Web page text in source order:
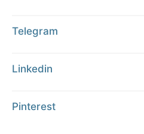
Telegram
Linkedin
Pinterest